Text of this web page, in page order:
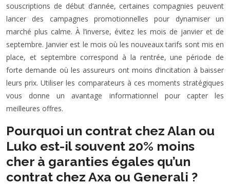
souscriptions de début d’année, certaines compagnies peuvent
lancer des campagnes promotionnelles pour dynamiser un
marché plus calme. À l’inverse, évitez les mois de janvier et de
septembre. Janvier est le mois où les nouveaux tarifs sont mis en
place, et septembre correspond à la rentrée, une période de
forte demande où les assureurs ont moins d’incitation à baisser
leurs prix. Utiliser les comparateurs à ces moments stratégiques
vous donne un avantage informationnel pour capter les
meilleures offres.
Pourquoi un contrat chez Alan ou
Luko est-il souvent 20% moins
cher à garanties égales qu’un
contrat chez Axa ou Generali ?